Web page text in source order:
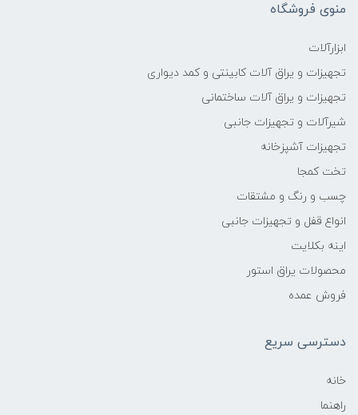
منوی فروشگاه
ابزارآلات
تجهیزات و یراق آلات کابینتی و کمد دیواری
تجهیزات و یراق آلات ساختمانی
شیرآلات و تجهیزات جانبی
تجهیزات آشپزخانه
تخت کمجا
چسب و رنگ و مشتقات
انواع قفل و تجهیزات جانبی
اینه بکلایت
محصولات یراق استور
فروش عمده
دسترسی سریع
خانه
راهنما